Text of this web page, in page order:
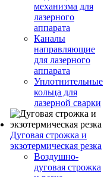
механизма для
лазерного
аппарата
Каналы
направляющие
для лазерного
аппарата
Уплотнительные
кольца для
лазерной сварки
Дуговая строжка и
экзотермическая резка
Воздушно-
дуговая строжка